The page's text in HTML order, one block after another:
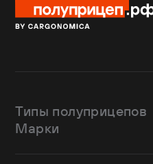
Типы полуприцепов
Шторные
Марки